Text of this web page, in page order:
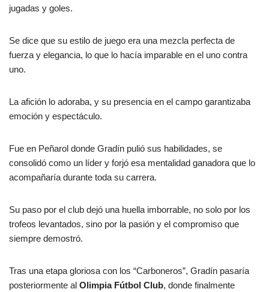
jugadas y goles.
Se dice que su estilo de juego era una mezcla perfecta de
fuerza y elegancia, lo que lo hacía imparable en el uno contra
uno.
La afición lo adoraba, y su presencia en el campo garantizaba
emoción y espectáculo.
Fue en Peñarol donde Gradín pulió sus habilidades, se
consolidó como un líder y forjó esa mentalidad ganadora que lo
acompañaría durante toda su carrera.
Su paso por el club dejó una huella imborrable, no solo por los
trofeos levantados, sino por la pasión y el compromiso que
siempre demostró.
Tras una etapa gloriosa con los “Carboneros”, Gradín pasaría
posteriormente al Olimpia Fútbol Club, donde finalmente